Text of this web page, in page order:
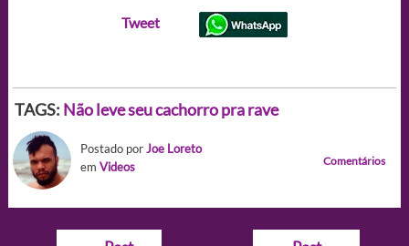
Tweet
TAGS: Não leve seu cachorro pra rave
Postado porJoe Loreto
em Videos Comentários
Navegação